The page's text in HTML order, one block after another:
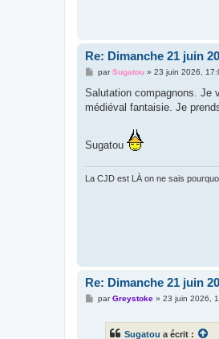
Re: Dimanche 21 juin
M
s
a
parSugatou» 23 juin 2026,
Salutation compagnons. Je
médiéval fantaisie. Je
Sugatou
La CJD est LÀ on ne sais
Re: Dimanche 21 juin
MparGreystoke» 23 juin 2026,
Sugatou a écrit :